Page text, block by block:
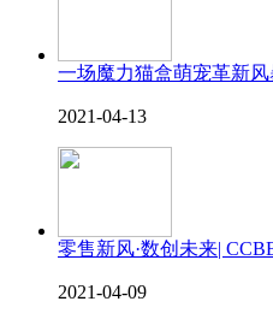
一场魔力猫盒萌宠革新
2021-04-13
零售新风·数创未来|
2021-04-09